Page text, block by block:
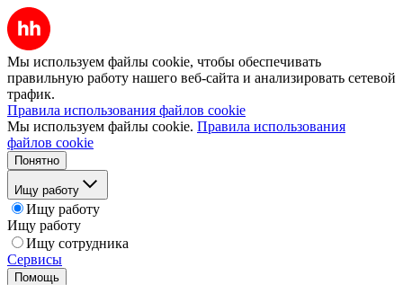
Мы используем файлы cookie, чтобы обеспечивать
правильную работу нашего веб-сайта и анализировать сетевой
трафик.
Правила использования файлов cookie
Мы используем файлы cookie. Правила использования
файлов cookie
Понятно
Ищу работу
Ищу работу
Ищу работу
Ищу сотрудника
Сервисы
Помощь